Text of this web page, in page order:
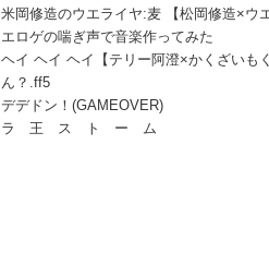
米岡修造のウエライヤ:麦 【松岡修造×ウ
エロゲの喘ぎ声で音楽作ってみた
ヘイ ヘイ ヘイ【テリー阿澄×かくざいも
ん？.ff5
デデドン！(GAMEOVER)
ラ 王 ス ト ー ム